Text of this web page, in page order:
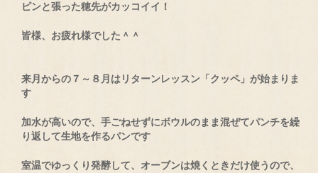
ピンと張った穂先がカッコイイ！
皆様、お疲れ様でした＾＾
来月からの７～８月はリターンレッスン「クッペ」が始まりま
す
加水が高いので、手ごねせずにボウルのまま混ぜてパンチを繰
り返して生地を作るパンです
室温でゆっくり発酵して、オーブンは焼くときだけ使うので、